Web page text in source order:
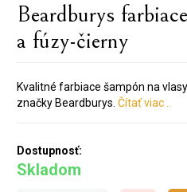
Beardburys
a fúzy-čierny
Kvalitné farbiace šampón na
značky Beardburys. Čítať viac ..
Dostupnosť:
Skladom